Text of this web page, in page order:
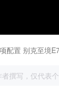
配置 别克至境
撰写，仅代表